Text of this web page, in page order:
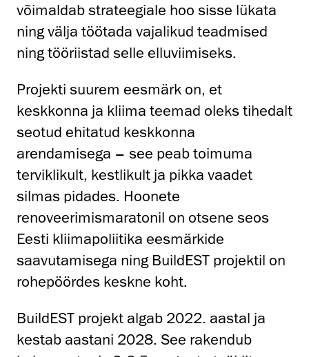
võimaldab strateegiale hoo sisse lükata
ning välja töötada vajalikud teadmised
ning tööriistad selle elluviimiseks.
Projekti suurem eesmärk on, et
keskkonna ja kliima teemad oleks tihedalt
seotud ehitatud keskkonna
arendamisega – see peab toimuma
terviklikult, kestlikult ja pikka vaadet
silmas pidades. Hoonete
renoveerimismaratonil on otsene seos
Eesti kliimapoliitika eesmärkide
saavutamisega ning BuildEST projektil on
rohepöördes keskne koht.
BuildEST projekt algab 2022. aastal ja
kestab aastani 2028. See rakendub